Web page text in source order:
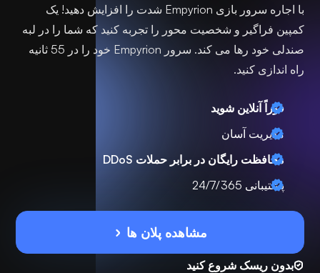
با اجاره سرور بازی Empyrion شدت را افزایش دهید! یک
کمپین فراگیر و شخصیت محور را تجربه کنید که شما را در لبه
صندلی خود رها می کند. سرور Empyrion خود را در 55 ثانیه
راه اندازی کنید.
فوراً آنلاین شوید
مدیریت آسان
محافظت رایگان در برابر حملات DDoS
پشتیبانی 24/7/365
مشاهده پلان ها
بدون ریسک شروع کنید